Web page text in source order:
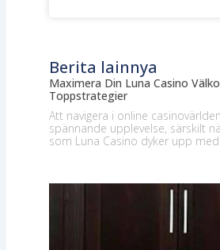
Berita lainnya
Maximera Din Luna Casino
Toppstrategier
Att navigera i online
spännande upplevelse, särskilt
som Luna Casino dyker upp med